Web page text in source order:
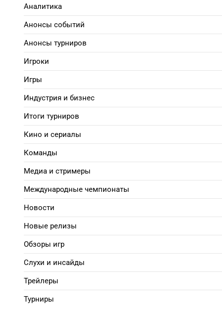
Аналитика
Анонсы событий
Анонсы турниров
Игроки
Игры
Индустрия и бизнес
Итоги турниров
Кино и сериалы
Команды
Медиа и стримеры
Международные чемпионаты
Новости
Новые релизы
Обзоры игр
Слухи и инсайды
Трейлеры
Турниры